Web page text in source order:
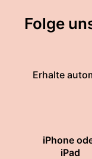
Folge
Erhalte
iPhone
iPad